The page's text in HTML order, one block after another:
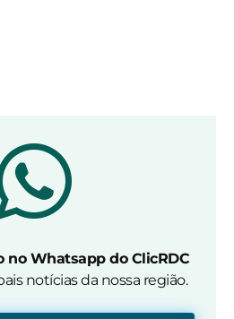
no Whatsapp do ClicRDC
notícias da nossa região.